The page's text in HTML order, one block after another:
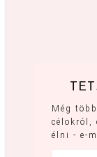
Még
célokról,
élni - e-